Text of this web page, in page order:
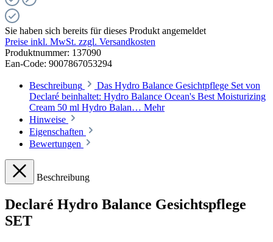
Sie haben sich bereits für dieses Produkt angemeldet
Preise inkl. MwSt. zzgl. Versandkosten
Produktnummer: 137090
Ean-Code: 9007867053294
Beschreibung
Das Hydro Balance Gesichtpflege Set von
Declaré beinhaltet: Hydro Balance Ocean's Best Moisturizing
Cream 50 ml Hydro Balan… Mehr
Hinweise
Eigenschaften
Bewertungen
Beschreibung
Declaré Hydro Balance Gesichtspflege
SET